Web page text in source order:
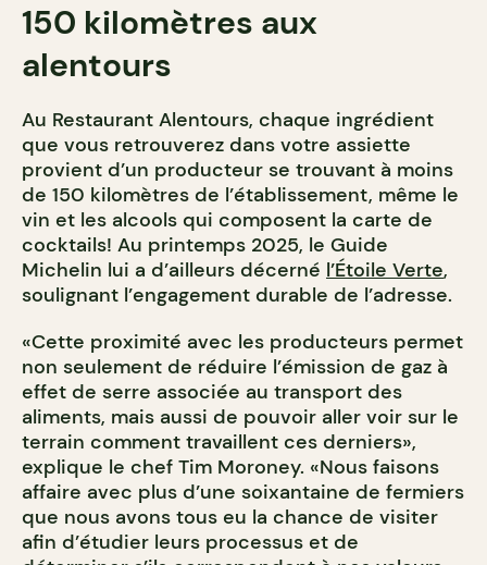
150 kilomètres aux
alentours
Au Restaurant Alentours, chaque ingrédient
que vous retrouverez dans votre assiette
provient d’un producteur se trouvant à moins
de 150 kilomètres de l’établissement, même le
vin et les alcools qui composent la carte de
cocktails! Au printemps 2025, le Guide
Michelin lui a d’ailleurs décerné l’Étoile Verte,
soulignant l’engagement durable de l’adresse.
«Cette proximité avec les producteurs permet
non seulement de réduire l’émission de gaz à
effet de serre associée au transport des
aliments, mais aussi de pouvoir aller voir sur le
terrain comment travaillent ces derniers»,
explique le chef Tim Moroney. «Nous faisons
affaire avec plus d’une soixantaine de fermiers
que nous avons tous eu la chance de visiter
afin d’étudier leurs processus et de